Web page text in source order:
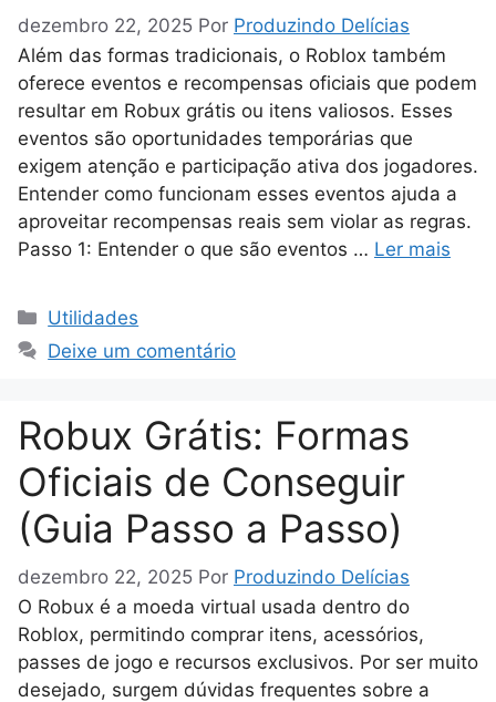
dezembro 22, 2025 Por Produzindo Delícias
Além das formas tradicionais, o Roblox também
oferece eventos e recompensas oficiais que podem
resultar em Robux grátis ou itens valiosos. Esses
eventos são oportunidades temporárias que
exigem atenção e participação ativa dos jogadores.
Entender como funcionam esses eventos ajuda a
aproveitar recompensas reais sem violar as regras.
Passo 1: Entender o que são eventos … Ler mais
Categorias
Utilidades
Deixe um comentário
Robux Grátis: Formas
Oficiais de Conseguir
(Guia Passo a Passo)
dezembro 22, 2025 Por Produzindo Delícias
O Robux é a moeda virtual usada dentro do
Roblox, permitindo comprar itens, acessórios,
passes de jogo e recursos exclusivos. Por ser muito
desejado, surgem dúvidas frequentes sobre a